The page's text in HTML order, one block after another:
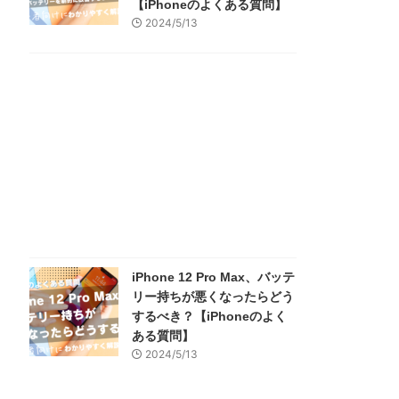
【iPhoneのよくある質問】
2024/5/13
iPhone 12 Pro Max、バッテ
リー持ちが悪くなったらどう
するべき？【iPhoneのよく
ある質問】
2024/5/13